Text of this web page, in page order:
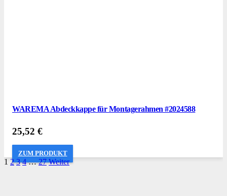
WAREMA Abdeckkappe für Montagerahmen #2024588
25,52 €
ZUM PRODUKT
1 2 3 4 … 27 Weiter